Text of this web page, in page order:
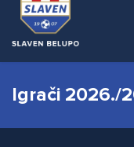
Igrači 2026./